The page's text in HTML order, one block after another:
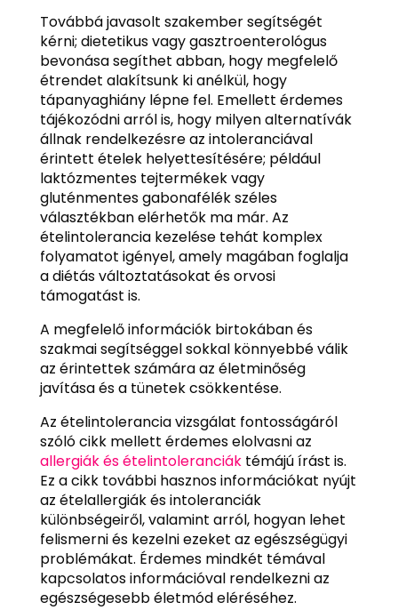
Továbbá javasolt szakember segítségét
kérni; dietetikus vagy gasztroenterológus
bevonása segíthet abban, hogy megfelelő
étrendet alakítsunk ki anélkül, hogy
tápanyaghiány lépne fel. Emellett érdemes
tájékozódni arról is, hogy milyen alternatívák
állnak rendelkezésre az intoleranciával
érintett ételek helyettesítésére; például
laktózmentes tejtermékek vagy
gluténmentes gabonafélék széles
választékban elérhetők ma már. Az
ételintolerancia kezelése tehát komplex
folyamatot igényel, amely magában foglalja
a diétás változtatásokat és orvosi
támogatást is.
A megfelelő információk birtokában és
szakmai segítséggel sokkal könnyebbé válik
az érintettek számára az életminőség
javítása és a tünetek csökkentése.
Az ételintolerancia vizsgálat fontosságáról
szóló cikk mellett érdemes elolvasni az
allergiák és ételintoleranciáktémájú írást is.
Ez a cikk további hasznos információkat nyújt
az ételallergiák és intoleranciák
különbségeiről, valamint arról, hogyan lehet
felismerni és kezelni ezeket az egészségügyi
problémákat. Érdemes mindkét témával
kapcsolatos információval rendelkezni az
egészségesebb életmód eléréséhez.